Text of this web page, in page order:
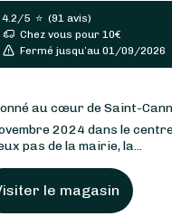
4.2/5 ⭐ (91 avis)
Chez vous pour10€
Fermé jusqu’au 01/09/2026
au cœur de Saint-
2024 dans le
pas de la mairie, la...
le magasin